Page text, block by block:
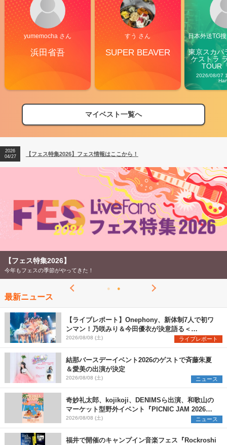
yumemocha さん
浜田省吾
すう さん
SUPER BEAVER
日本外送TG
東京スカパ
ケストラ
TOUR
2026/08/07
マイベスト一覧へ
【フェス特集2026】フェス情報はここから！
【ライブ動員ランキング】2026年上半期編発表！
2026
04/27
【フェス特集2026】フェス情報はここから！
2026
【ライブ動員ランキング】2026年上半期編発表！
【フェス特集2026】
今年もフェスの季節がやってきた！
最新ニュース
【ライブレポート】Onephony、新体制7人で初ワ
ンマン！乃咲みり＆今田優衣が決意語る＜
Onephony新体制1st Oneman Live はじまりの夏
＞
2026/08/08 (土) ライブレポート
結那バースデーイベント2026のゲストで斉藤朱夏
＆愛美の出演が決定
2026/08/08 (土) ニュース
奇妙礼太郎、kojikoji、DENIMSら出演、和歌山の
マーケット型野外イベント『PICNIC JAM 2026』
早割チケット発売開始
2026/08/08 (土) ニュース
福井で開催のキャンプイン音楽フェス『Rockroshi